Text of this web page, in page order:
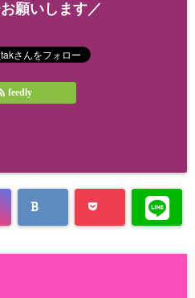
願いします／
feedly